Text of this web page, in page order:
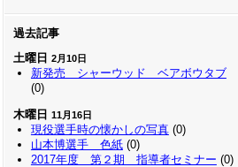
過去記事
土曜日 2月10日
新発売 シャーウッド ベアボウタブ
(0)
木曜日 11月16日
現役選手時の懐かしの写真(0)
山本博選手 色紙(0)
2017年度 第２期 指導者セミナー (0)